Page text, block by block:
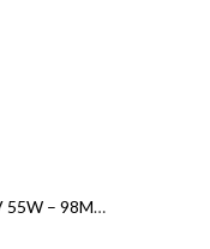
FARO ANTINIEBLA – H3 12V 55W – 98MM